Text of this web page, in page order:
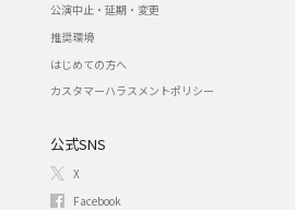
公演中止・延期・変更
推奨環境
はじめての方へ
カスタマーハラスメントポリシー
公式SNS
X
Facebook